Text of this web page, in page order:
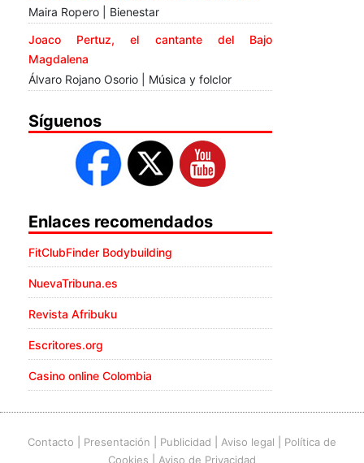
Maira Ropero | Bienestar
Joaco Pertuz, el cantante del Bajo
Magdalena
Álvaro Rojano Osorio | Música y folclor
Síguenos
Enlaces recomendados
FitClubFinder Bodybuilding
NuevaTribuna.es
Revista Afribuku
Escritores.org
Casino online Colombia
Contacto Presentación Publicidad Aviso legal
Política de
Cookies
Aviso de Privacidad